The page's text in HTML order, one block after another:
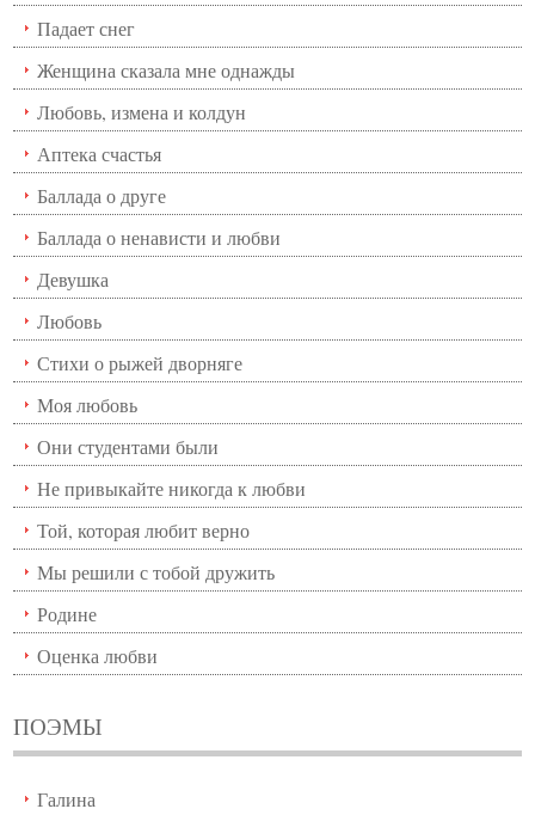
Падает снег
Женщина сказала мне однажды
Любовь, измена и колдун
Аптека счастья
Баллада о друге
Баллада о ненависти и любви
Девушка
Любовь
Стихи о рыжей дворняге
Моя любовь
Они студентами были
Не привыкайте никогда к любви
Той, которая любит верно
Мы решили с тобой дружить
Родине
Оценка любви
ПОЭМЫ
Галина